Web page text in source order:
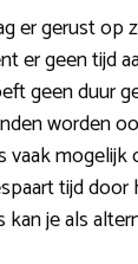
er gerust op
er geen tijd
geen duur
worden
vaak
tijd
kan je als